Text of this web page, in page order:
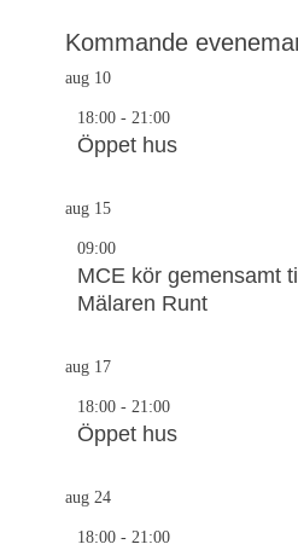
Kommande
aug 10
18:00 - 21:00
Öppet hus
aug 15
09:00
MCE kör gemensamt
Mälaren Runt
aug 17
18:00 - 21:00
Öppet hus
aug 24
18:00 - 21:00